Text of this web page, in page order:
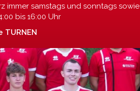
immer samstags und sonntags sowie
bis 16:00 Uhr
TURNEN